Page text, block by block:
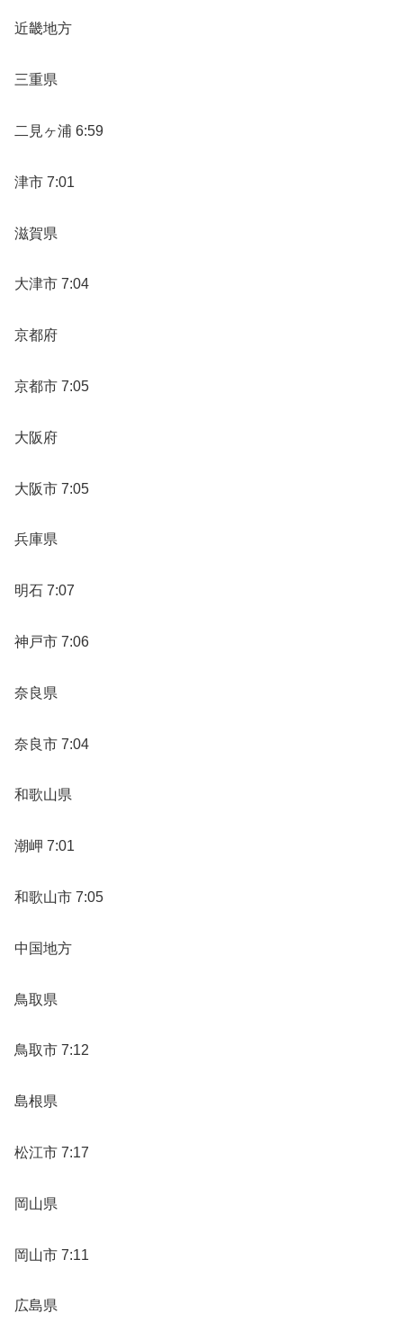
近畿地方
三重県
二見ヶ浦 6:59
津市 7:01
滋賀県
大津市 7:04
京都府
京都市 7:05
大阪府
大阪市 7:05
兵庫県
明石 7:07
神戸市 7:06
奈良県
奈良市 7:04
和歌山県
潮岬 7:01
和歌山市 7:05
中国地方
鳥取県
鳥取市 7:12
島根県
松江市 7:17
岡山県
岡山市 7:11
広島県